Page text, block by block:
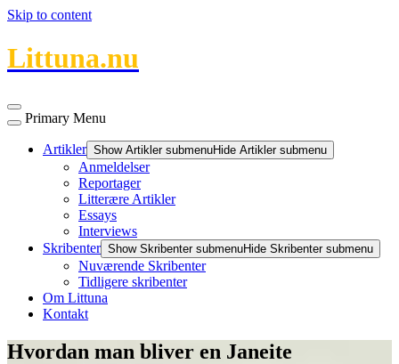
Skip to content
Littuna.nu
Primary Menu
Artikler Show Artikler submenuHide Artikler submenu
Anmeldelser
Reportager
Litterære Artikler
Essays
Interviews
Skribenter Show Skribenter submenuHide Skribenter submenu
Nuværende Skribenter
Tidligere skribenter
Om Littuna
Kontakt
Hvordan man bliver en Janeite